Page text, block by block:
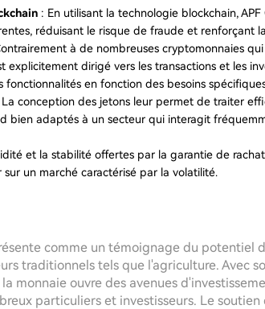
: En utilisant la technologie blockchain,
réduisant le risque de fraude et renforçant
à de nombreuses cryptomonnaies
explicitement dirigé vers les transactions et les
fonctionnalités en fonction des besoins
La conception des jetons leur permet de traiter
bien adaptés à un secteur qui interagit
et la stabilité offertes par la garantie de
sur un marché caractérisé par la volatilité.
comme un témoignage du potentiel
traditionnels tels que l'agriculture. Avec
monnaie ouvre des avenues
particuliers et investisseurs. Le